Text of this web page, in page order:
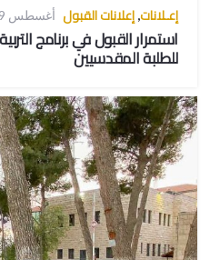
إعـلانات, إعلانات القبول أغسطس 9, 2022
استمرار القبول في برنامج
للطلبة المقدسيين